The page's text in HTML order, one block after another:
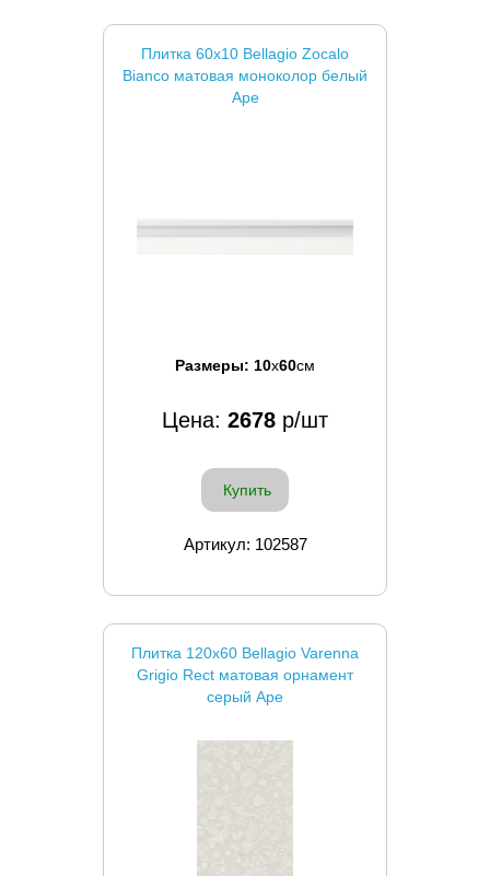
Плитка 60x10 Bellagio Zocalo
Bianco матовая моноколор белый
Ape
Размеры: 10x60см
Цена: 2678 р/шт
Купить
Артикул: 102587
Плитка 120x60 Bellagio Varenna
Grigio Rect матовая орнамент
серый Ape